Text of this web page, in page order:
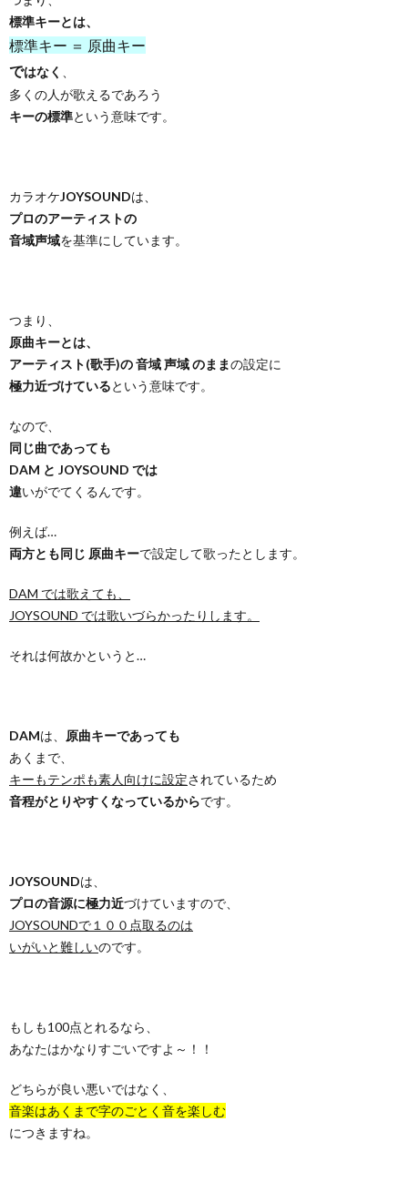
標準キーとは、
標準キー ＝ 原曲キー
ではなく
多くの人が歌えるであろう
キーの標準という意味です。
カラオケJOYSOUNDは、
プロのアーティストの
音域声域を基準にしています。
つまり、
原曲キーとは、
アーティスト(歌手)の 音域 声域 のままの設定に
極力近づけているという意味です。
なので、
同じ曲であっても
DAM と JOYSOUND では
違いがでてくるんです。
例えば…
両方とも同じ 原曲キーで設定して歌ったとします。
DAM では歌えても、
JOYSOUND では歌いづらかったりします。
それは何故かというと…
DAMは、 原曲キーであっても
あくまで、
キーもテンポも素人向けに設定されているため
音程がとりやすくなっているからです。
JOYSOUNDは、
プロの音源に極力近づけていますので、
JOYSOUNDで１００点取るのは
いがいと難しいのです。
もしも100点とれるなら、
あなたはかなりすごいですよ～！！
どちらが良い悪いではなく、
音楽はあくまで字のごとく音を楽しむ
につきますね。